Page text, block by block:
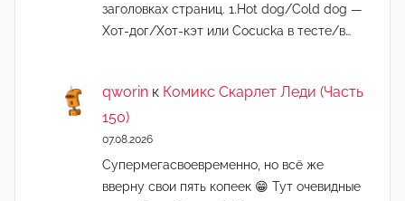
заголовках страниц. 1.Hot dog/Cold dog —
Хот-дог/Хот-кэт или Cocucka в тесте/в…
qworin к Комикс Скарлет Леди (Часть
150)
07.08.2026
Супермегасвоевременно, но всё же
вверну свои пять копеек 😁 Тут очевидные